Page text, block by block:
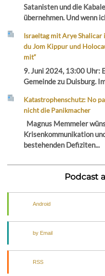
Satanisten und die
übernehmen. Und wenn
Israeltag mit Arye
du Jom Kippur und
mit“
9. Juni 2024, 13:00 Uhr:
Gemeinde zu Duisburg.
Katastrophenschutz: No
nicht die Panikmacher
Magnus Memmeler
Krisenkommunikation
bestehenden Defiziten...
Podcast
Android
by Email
RSS